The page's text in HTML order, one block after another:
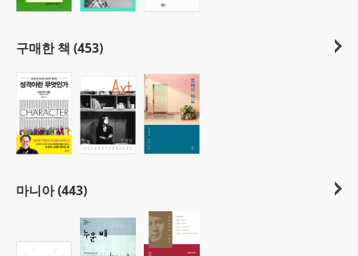
구매한 책 (453)
마니아 (443)